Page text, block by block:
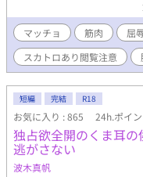
マッチョ 筋肉 屈
スカトロあり閲覧注意
短編 完結 R18
お気に入り : 865 24h.ポイ
独占欲全開のくま耳
逃がさない
波木真帆